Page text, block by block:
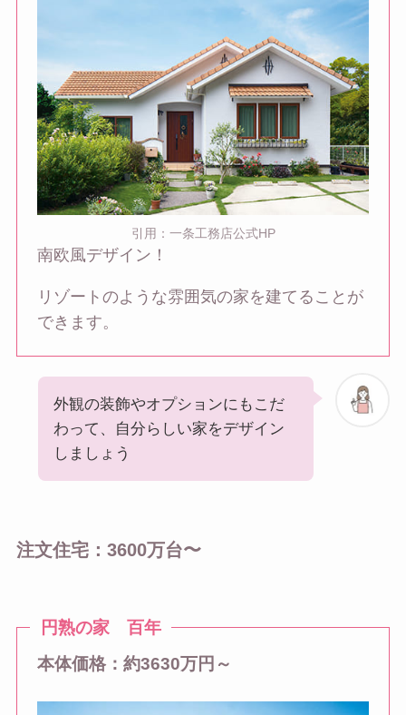
引用：一条工務店公式HP
南欧風デザイン！
リゾートのような雰囲気の家を建てることが
できます。
外観の装飾やオプションにもこだ
わって、自分らしい家をデザイン
しましょう
注文住宅：3600万台〜
円熟の家 百年
本体価格：約3630万円～